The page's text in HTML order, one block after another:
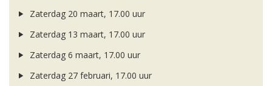
Zaterdag 20 maart, 17.00 uur
Zaterdag 13 maart, 17.00 uur
Zaterdag 6 maart, 17.00 uur
Zaterdag 27 februari, 17.00 uur